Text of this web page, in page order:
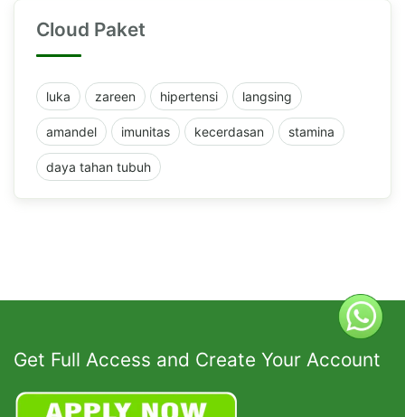
Cloud Paket
luka zareen hipertensi langsing
amandel imunitas kecerdasan stamina
daya tahan tubuh
Get Full Access and Create Your Account